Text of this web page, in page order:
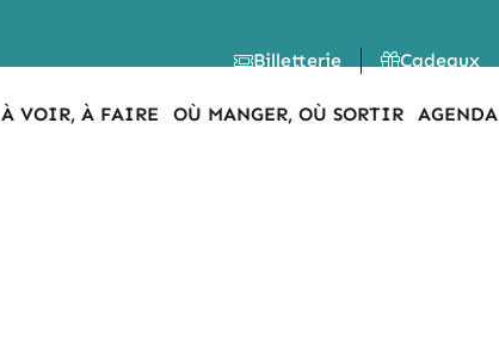
Billetterie
Cadeaux
À VOIR, À FAIRE OÙ MANGER, OÙ SORTIR AGENDA